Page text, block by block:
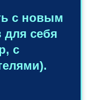
с новым
для себя
с